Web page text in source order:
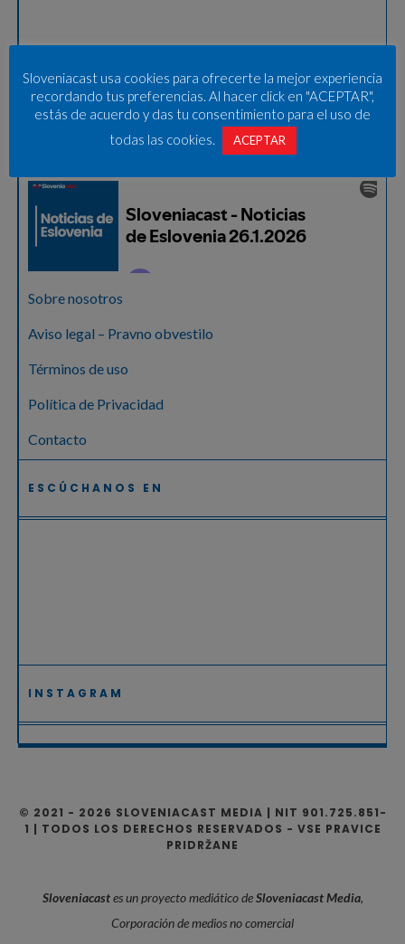
Sobre nosotros
Aviso legal – Pravno obvestilo
Términos de uso
Política de Privacidad
Contacto
ESCÚCHANOS EN
INSTAGRAM
© 2021 - 2026 SLOVENIACAST MEDIA | NIT 901.725.851-
1 | TODOS LOS DERECHOS RESERVADOS - VSE PRAVICE
PRIDRŽANE
Sloveniacastes un proyecto mediático deSloveniacast Media,
Corporación de medios no comercial
Sloveniacast usa cookies para ofrecerte la mejor experiencia
recordando tus preferencias. Al hacer click en "ACEPTAR",
estás de acuerdo y das tu consentimiento para el uso de
todas las cookies.
ACEPTAR